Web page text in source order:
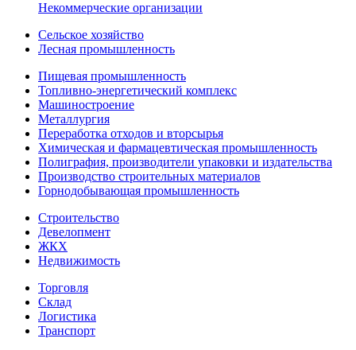
Некоммерческие организации
Сельское хозяйство
Лесная промышленность
Пищевая промышленность
Топливно-энергетический комплекс
Машиностроение
Металлургия
Переработка отходов и вторсырья
Химическая и фармацевтическая промышленность
Полиграфия, производители упаковки и издательства
Производство строительных материалов
Горнодобывающая промышленность
Строительство
Девелопмент
ЖКХ
Недвижимость
Торговля
Склад
Логистика
Транспорт